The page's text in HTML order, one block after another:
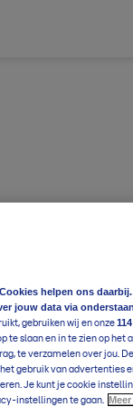
21°C Voeg
helpen ons
jouw data via
gebruiken wij en onze114
slaan en in te zien op het
te verzamelen over jou.
gebruik van advertenties
Je kunt je cookie
instellingen te gaan.